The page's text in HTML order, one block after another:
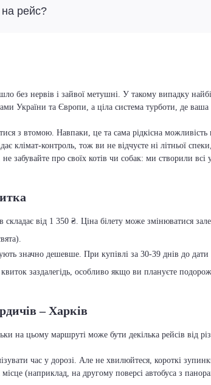
рейс?
без нервів і зайвої метушні. У такому випадку
України та Європи, а ціла система турботи, де
з втомою. Навпаки, це та сама рідкісна
клімат-контроль, тож ви не відчуєте ні літньої
забувайте про своїх котів чи собак: ми створили
від 1 350 ₴. Ціна білету може змінюватися
значно дешевше. При купівлі за 30-39 днів до
заздалегідь, особливо якщо ви плануєте подорож
– Харків
на цьому маршруті може бути декілька рейсів від
час у дорозі. Але не хвилюйтеся, короткі
(наприклад, на другому поверсі автобуса з